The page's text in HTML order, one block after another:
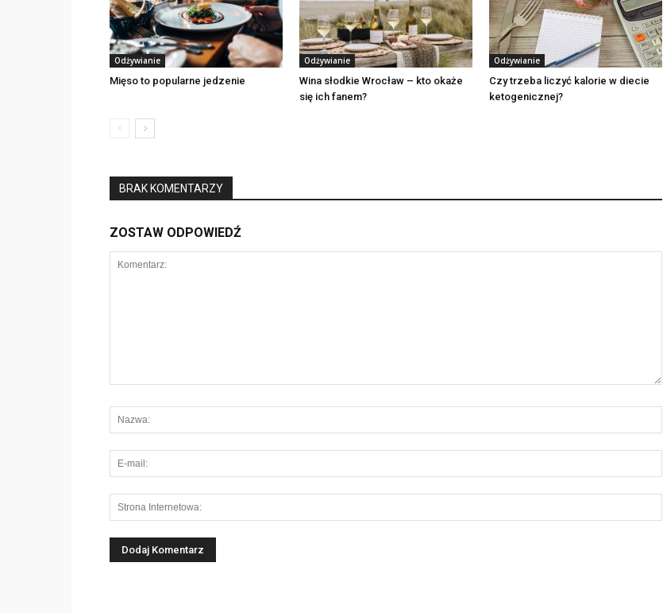
Odżywianie
Mięso to popularne jedzenie
Odżywianie
Wina słodkie Wrocław – kto okaże
się ich fanem?
Odżywianie
Czy trzeba liczyć kalorie w diecie
ketogenicznej?
BRAK KOMENTARZY
ZOSTAW ODPOWIEDŹ